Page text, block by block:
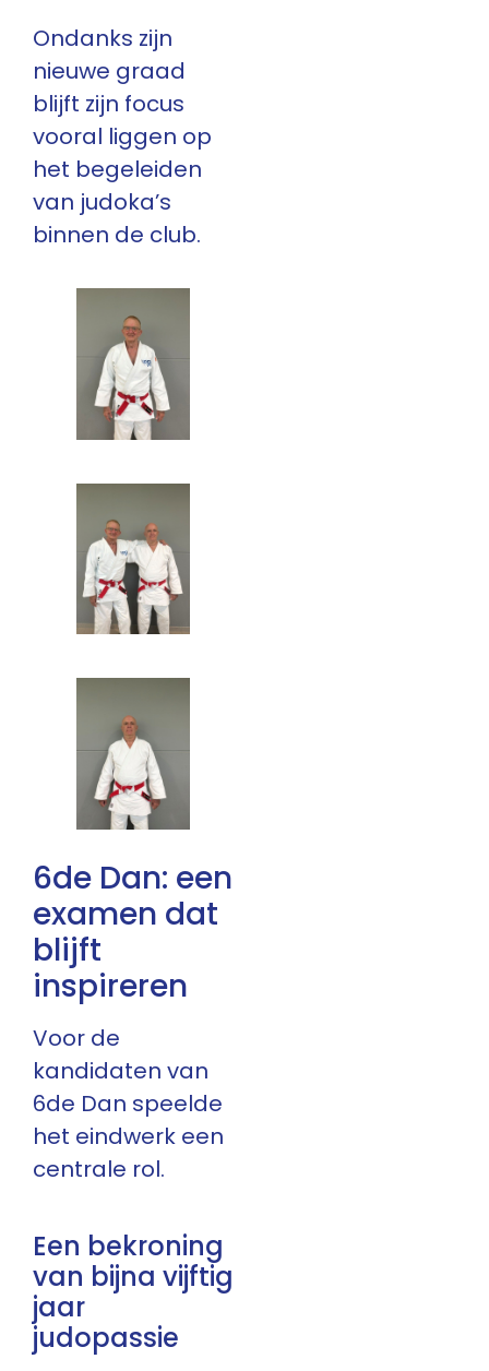
Ondanks zijn
nieuwe graad
blijft zijn focus
vooral liggen op
het begeleiden
van judoka’s
binnen de club.
6de Dan: een
examen dat
blijft
inspireren
Voor de
kandidaten van
6de Dan speelde
het eindwerk een
centrale rol.
Een bekroning
van bijna vijftig
jaar
judopassie